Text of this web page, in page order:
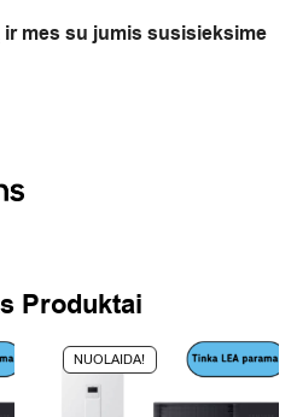
mes su jumis susisieksime
Produktai
NUOLAIDA!